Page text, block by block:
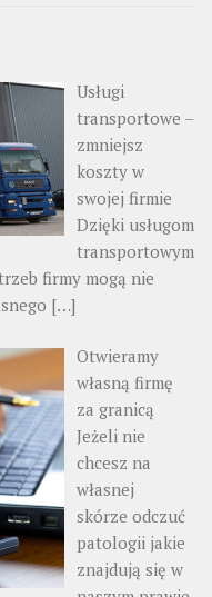
Usługi
transportowe –
zmniejsz
koszty w
swojej firmie
Dzięki usługom
transportowym
firmy mogą nie
[…]
Otwieramy
własną firmę
za granicą
Jeżeli nie
chcesz na
własnej
skórze odczuć
patologii jakie
znajdują się w